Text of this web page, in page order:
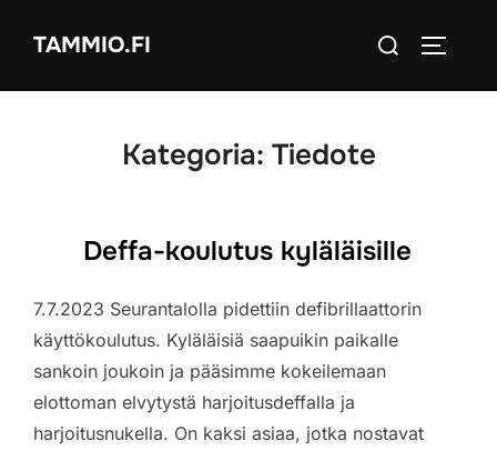
TAMMIO.FI
Search
Kategoria: Tiedote
Deffa-koulutus kyläläisille
7.7.2023 Seurantalolla pidettiin defibrillaattorin
käyttökoulutus. Kyläläisiä saapuikin paikalle
sankoin joukoin ja pääsimme kokeilemaan
elottoman elvytystä harjoitusdeffalla ja
harjoitusnukella. On kaksi asiaa, jotka nostavat